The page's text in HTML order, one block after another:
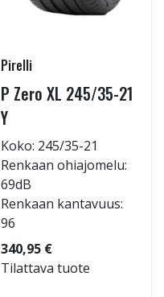
Pirelli
P Zero XL 245/35-21
Y
Koko: 245/35-21
Renkaan ohiajomelu:
69dB
Renkaan kantavuus:
96
340,95 €
Tilattava tuote